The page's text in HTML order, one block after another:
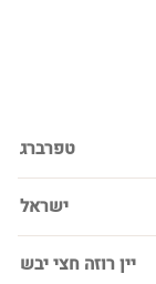
טפרברג
ישראל
יין רוזה חצי יבש